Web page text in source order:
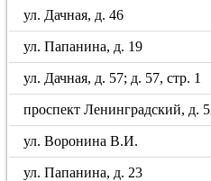
ул. Дачная, д. 46
ул. Папанина, д. 19
ул. Дачная, д. 57; д. 57, стр. 1
проспект Ленинградский, д.
ул. Воронина В.И.
ул. Папанина, д. 23